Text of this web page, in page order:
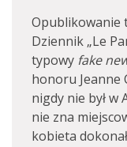
Opublikowanie
Dziennik „Le
typowy fake
honoru Jeanne
nigdy nie był w
nie zna
kobieta